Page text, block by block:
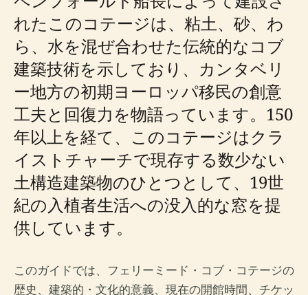
れたこのコテージは、粘土、砂、わ
ら、水を混ぜ合わせた伝統的なコブ
建築技術を示しており、カンタベリ
ー地方の初期ヨーロッパ移民の創意
工夫と回復力を物語っています。150
年以上を経て、このコテージはクラ
イストチャーチで現存する数少ない
土構造建築物のひとつとして、19世
紀の入植者生活への没入的な窓を提
供しています。
このガイドでは、フェリーミード・コブ・コテージの
歴史、建築的・文化的意義、現在の開館時間、チケッ